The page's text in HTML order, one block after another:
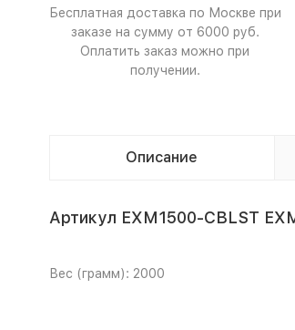
Бесплатная доставка по Москве при
заказе на сумму от 6000 руб.
Оплатить заказ можно при
получении.
Описание
Артикул EXM1500-CBLST
Вес (грамм): 2000